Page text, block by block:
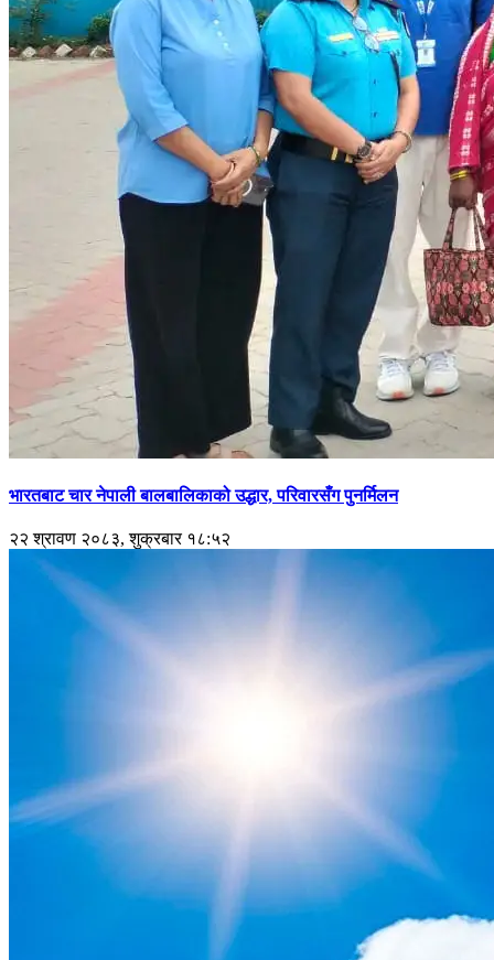
भारतबाट चार नेपाली बालबालिकाको उद्धार, परिवारसँग पुनर्मिलन
२२ श्रावण २०८३, शुक्रबार १८:५२